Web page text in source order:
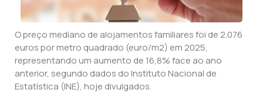
O preço mediano de alojamentos familiares foi de 2.076
euros por metro quadrado (euro/m2) em 2025,
representando um aumento de 16,8% face ao ano
anterior, segundo dados do Instituto Nacional de
Estatística (INE), hoje divulgados.